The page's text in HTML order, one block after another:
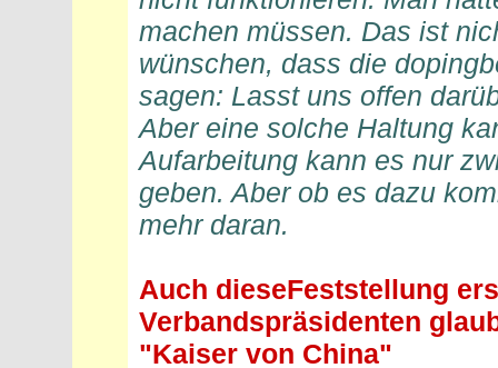
machen müssen. Das ist
wünschen, dass die
sagen: Lasst uns offen
Aber eine solche Haltung
Aufarbeitung kann es nur
geben. Aber ob es dazu
mehr daran.
Auch dieseFeststellung
Verbandspräsidenten
"Kaiser von China"